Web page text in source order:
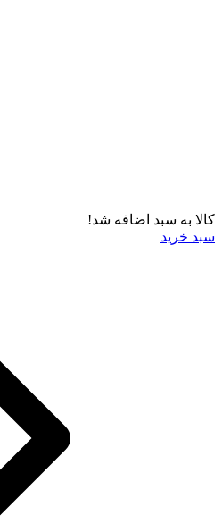
کالا به سبد اضافه شد!
سبد خرید